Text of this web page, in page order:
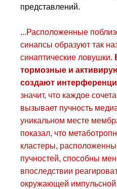
представлений.
...Расположенные
синапсы образуют так
синаптические ловушки.
тормозные и
создают
значит, что каждое
вызывает пучность
уникальном месте
показал, что
кластеры,
пучностей, способны
впоследствии
окружающей импульсной